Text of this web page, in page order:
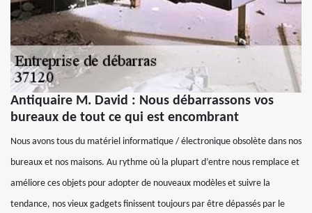
Antiquaire M. David : Nous débarrassons vos
bureaux de tout ce qui est encombrant
Nous avons tous du matériel informatique / électronique obsolète dans nos
bureaux et nos maisons. Au rythme où la plupart d’entre nous remplace et
améliore ces objets pour adopter de nouveaux modèles et suivre la
tendance, nos vieux gadgets finissent toujours par être dépassés par le